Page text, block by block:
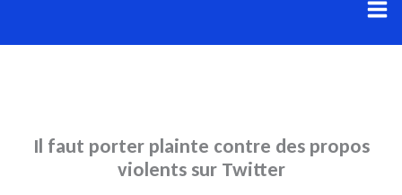
au
Il faut porter plainte contre des propos
violents sur Twitter